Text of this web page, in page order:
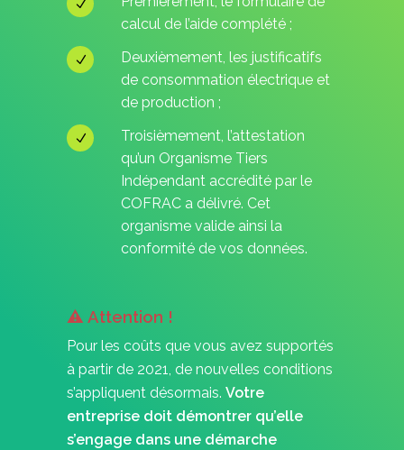
calcul de l’aide complété ;
Deuxièmement, les justificatifs
de consommation électrique et
de production ;
Troisièmement, l’attestation
qu’un Organisme Tiers
Indépendant accrédité par le
COFRAC a délivré. Cet
organisme valide ainsi la
conformité de vos données.
⚠️ Attention !
Pour les coûts que vous avez supportés
à partir de 2021, de nouvelles conditions
s’appliquent désormais. Votre
entreprise doit démontrer qu’elle
s’engage dans une démarche